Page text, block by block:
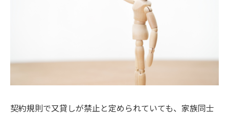
契約規則で又貸しが禁止と定められていても、家族同士